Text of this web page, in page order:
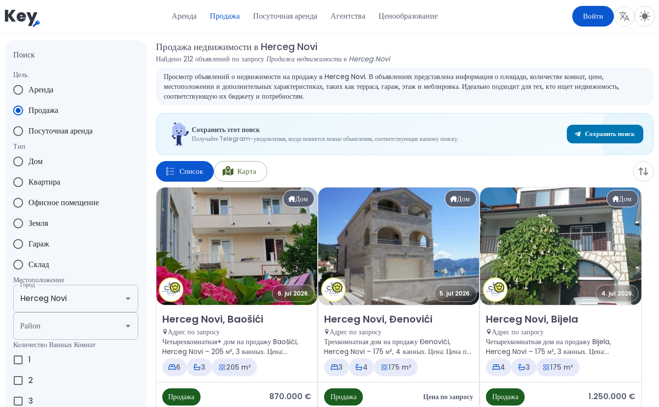
Key Аренда Продажа Посуточная аренда Агентства Ценообразование Войти
Поиск
Цель
Аренда
Продажа
Посуточная аренда
Тип
Дом
Квартира
Офисное помещение
Земля
Гараж
Склад
Местоположение
Город
Район
Количество Ванных Комнат
1
2
3
Продажа недвижимости в Herceg Novi
Найдено 212 объявлений по запросу Продажа недвижимости в Herceg Novi
Просмотр объявлений о недвижимости на продажу в Herceg Novi. В объявлениях представлена информация о площади, количестве комнат, цене,
местоположении и дополнительных характеристиках, таких как терраса, гараж, этаж и меблировка. Идеально подходит для тех, кто ищет недвижимость,
соответствующую их бюджету и потребностям.
Сохранить этот поиск
Получайте Telegram-уведомления, когда появятся новые объявления, соответствующие вашему поиску.
Сохранить поиск
Список Карта
Дом
6. jul 2026.
Продажа - Дом Herceg Novi, Baošići
Herceg Novi, Baošići
Адрес по запросу
Четырехкомнатная+ дом на продажу Baošići,
Herceg Novi – 205 м², 3 ванных. Цена:
870.000 €
6 3 205 m²
Продажа 870.000 €
Дом
5. jul 2026.
Продажа - Дом Herceg Novi, Đenovići
Herceg Novi, Đenovići
Адрес по запросу
Трехкомнатная дом на продажу Đenovići,
Herceg Novi – 175 м², 4 ванных. Цена: Цена по
запросу
3 4 175 m²
Продажа Цена по запросу
Дом
4. jul 2026.
Продажа - Дом Herceg Novi, Bijela
Herceg Novi, Bijela
Адрес по запросу
Четырехкомнатная дом на продажу Bijela,
Herceg Novi – 175 м², 3 ванных. Цена:
1.250.000 €
4 3 175 m²
Продажа 1.250.000 €